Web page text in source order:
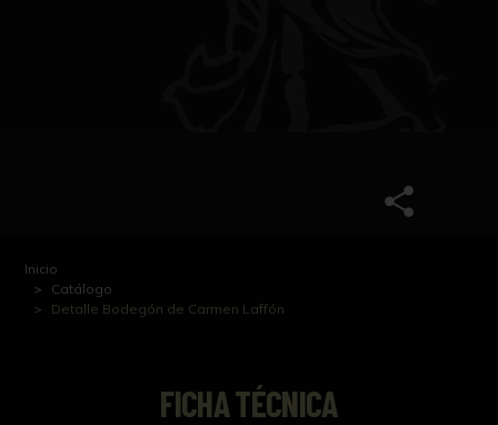
Inicio
Catálogo
Detalle Bodegón de Carmen Laffón
FICHA TÉCNICA